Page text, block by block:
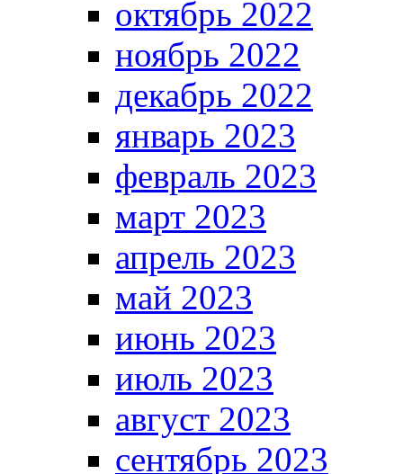
октябрь 2022
ноябрь 2022
декабрь 2022
январь 2023
февраль 2023
март 2023
апрель 2023
май 2023
июнь 2023
июль 2023
август 2023
сентябрь 2023